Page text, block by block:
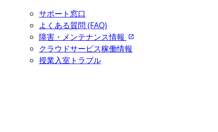
サポート窓口
よくある質問 (FAQ)
障害・メンテナンス情報
クラウドサービス稼働情報
授業入室トラブル